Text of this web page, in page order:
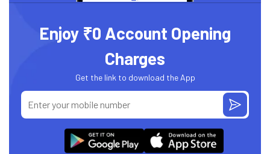
Enjoy ₹0 Account Opening
Charges
Get the link to download the App